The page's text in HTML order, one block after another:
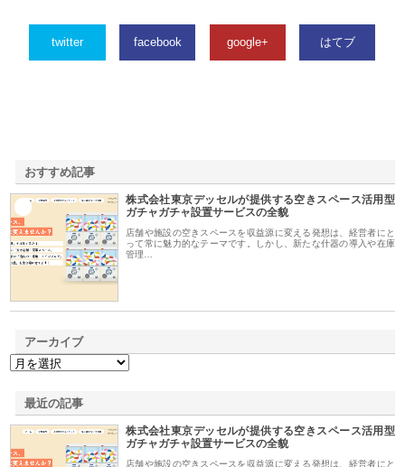
twitter facebook google+ はてブ
おすすめ記事
株式会社東京デッセルが提供する空きスペース活用型
ガチャガチャ設置サービスの全貌
店舗や施設の空きスペースを収益源に変える発想は、経営者にと
って常に魅力的なテーマです。しかし、新たな什器の導入や在庫
管理…
アーカイブ
最近の記事
株式会社東京デッセルが提供する空きスペース活用型
ガチャガチャ設置サービスの全貌
店舗や施設の空きスペースを収益源に変える発想は、経営者にと